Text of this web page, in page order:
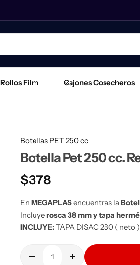
Rollos Film Cajones Cosecheros
Botellas PET 250 cc
Botella Pet 250 cc.
$378
En MEGAPLASencuentras la
Incluye rosca 38 mm y tapa
INCLUYE:TAPA DISAC 280 ( neto
Botella